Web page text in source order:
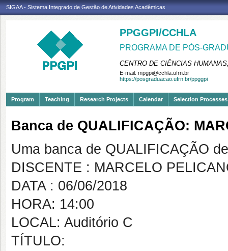
SIGAA - Sistema Integrado de Gestão de Atividades Acadêmicas
PPGGPI/CCHLA
PROGRAMA DE PÓS-
CENTRO DE CIÊNCIAS
E-mail: mpgpi@cchla.ufrn.br
https://posgraduacao.ufrn.br/ppggpi
Program Teaching Research Projects Calendar Selection Processes
Banca de QUALIFICAÇÃO:
Uma banca de QUALIFICAÇÃO
DISCENTE : MARCELO
DATA : 06/06/2018
HORA: 14:00
LOCAL: Auditório C
TÍTULO: